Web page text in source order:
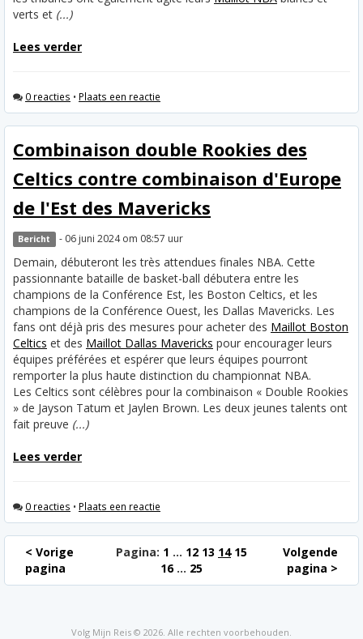
verts et (...)
Lees verder
0 reacties • Plaats een reactie
Combinaison double Rookies des
Celtics contre combinaison d'Europe
de l'Est des Mavericks
Bericht - 06 juni 2024 om 08:57 uur
Demain, débuteront les très attendues finales NBA. Cette
passionnante bataille de basket-ball débutera entre les
champions de la Conférence Est, les Boston Celtics, et les
champions de la Conférence Ouest, les Dallas Mavericks. Les
fans ont déjà pris des mesures pour acheter des Maillot Boston
Celtics et des Maillot Dallas Mavericks pour encourager leurs
équipes préférées et espérer que leurs équipes pourront
remporter la plus haute distinction du championnat NBA.
Les Celtics sont célèbres pour la combinaison « Double Rookies
» de Jayson Tatum et Jaylen Brown. Les deux jeunes talents ont
fait preuve (...)
Lees verder
0 reacties • Plaats een reactie
< Vorige
pagina
Pagina: 1 ... 12 13 14 15
16... 25
Volgende
pagina >
Volg Mijn Reis © 2026. Alle rechten voorbehouden.